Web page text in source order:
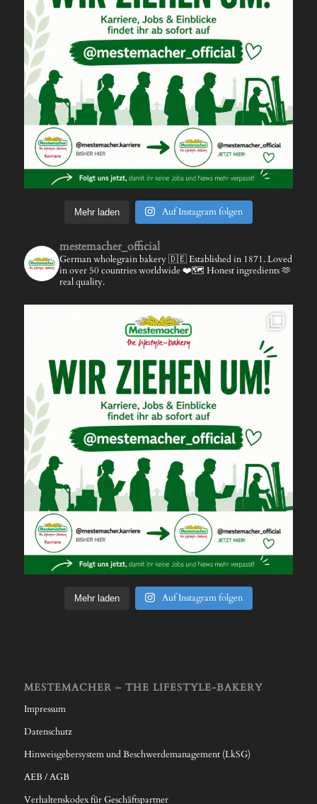
Mehr laden Auf Instagram folgen
mestemacher_official
German wholegrain bakery 🇩🇪Established in 1871.Loved
in over 50 countries worldwide ❤️🗺️ Honest ingredients 🫶
real quality.
Mehr laden Auf Instagram folgen
MESTEMACHER – THE LIFESTYLE-BAKERY
Impressum
Datenschutz
Hinweisgebersystem und Beschwerdemanagement (LkSG)
AEB / AGB
Verhaltenskodex für Geschäftspartner